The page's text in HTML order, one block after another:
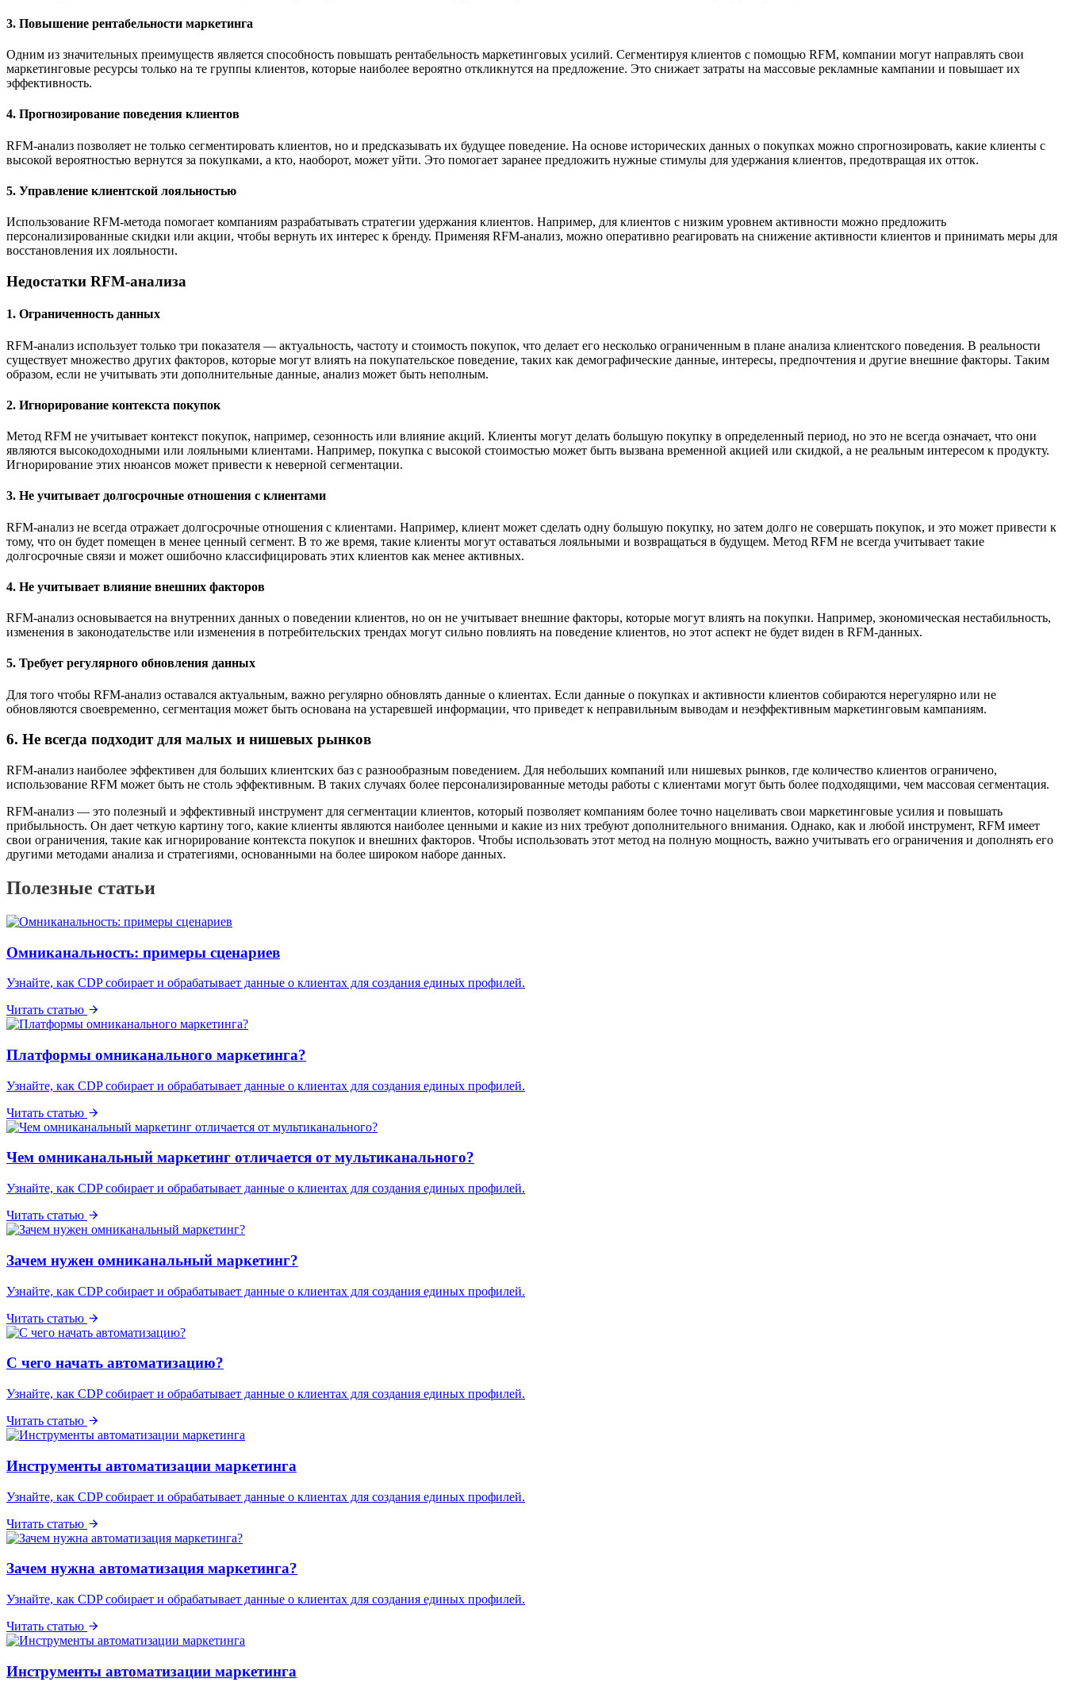
3. Повышение рентабельности маркетинга
Одним из значительных преимуществ является способность повышать рентабельность маркетинговых усилий. Сегментируя клиентов с помощью RFM, компании могут направлять свои
маркетинговые ресурсы только на те группы клиентов, которые наиболее вероятно откликнутся на предложение. Это снижает затраты на массовые рекламные кампании и повышает их
эффективность.
4. Прогнозирование поведения клиентов
RFM-анализ позволяет не только сегментировать клиентов, но и предсказывать их будущее поведение. На основе исторических данных о покупках можно спрогнозировать, какие клиенты с
высокой вероятностью вернутся за покупками, а кто, наоборот, может уйти. Это помогает заранее предложить нужные стимулы для удержания клиентов, предотвращая их отток.
5. Управление клиентской лояльностью
Использование RFM-метода помогает компаниям разрабатывать стратегии удержания клиентов. Например, для клиентов с низким уровнем активности можно предложить
персонализированные скидки или акции, чтобы вернуть их интерес к бренду. Применяя RFM-анализ, можно оперативно реагировать на снижение активности клиентов и принимать меры для
восстановления их лояльности.
Недостатки RFM-анализа
1. Ограниченность данных
RFM-анализ использует только три показателя — актуальность, частоту и стоимость покупок, что делает его несколько ограниченным в плане анализа клиентского поведения. В реальности
существует множество других факторов, которые могут влиять на покупательское поведение, таких как демографические данные, интересы, предпочтения и другие внешние факторы. Таким
образом, если не учитывать эти дополнительные данные, анализ может быть неполным.
2. Игнорирование контекста покупок
Метод RFM не учитывает контекст покупок, например, сезонность или влияние акций. Клиенты могут делать большую покупку в определенный период, но это не всегда означает, что они
являются высокодоходными или лояльными клиентами. Например, покупка с высокой стоимостью может быть вызвана временной акцией или скидкой, а не реальным интересом к продукту.
Игнорирование этих нюансов может привести к неверной сегментации.
3. Не учитывает долгосрочные отношения с клиентами
RFM-анализ не всегда отражает долгосрочные отношения с клиентами. Например, клиент может сделать одну большую покупку, но затем долго не совершать покупок, и это может привести к
тому, что он будет помещен в менее ценный сегмент. В то же время, такие клиенты могут оставаться лояльными и возвращаться в будущем. Метод RFM не всегда учитывает такие
долгосрочные связи и может ошибочно классифицировать этих клиентов как менее активных.
4. Не учитывает влияние внешних факторов
RFM-анализ основывается на внутренних данных о поведении клиентов, но он не учитывает внешние факторы, которые могут влиять на покупки. Например, экономическая нестабильность,
изменения в законодательстве или изменения в потребительских трендах могут сильно повлиять на поведение клиентов, но этот аспект не будет виден в RFM-данных.
5. Требует регулярного обновления данных
Для того чтобы RFM-анализ оставался актуальным, важно регулярно обновлять данные о клиентах. Если данные о покупках и активности клиентов собираются нерегулярно или не
обновляются своевременно, сегментация может быть основана на устаревшей информации, что приведет к неправильным выводам и неэффективным маркетинговым кампаниям.
6. Не всегда подходит для малых и нишевых рынков
RFM-анализ наиболее эффективен для больших клиентских баз с разнообразным поведением. Для небольших компаний или нишевых рынков, где количество клиентов ограничено,
использование RFM может быть не столь эффективным. В таких случаях более персонализированные методы работы с клиентами могут быть более подходящими, чем массовая сегментация.
RFM-анализ — это полезный и эффективный инструмент для сегментации клиентов, который позволяет компаниям более точно нацеливать свои маркетинговые усилия и повышать
прибыльность. Он дает четкую картину того, какие клиенты являются наиболее ценными и какие из них требуют дополнительного внимания. Однако, как и любой инструмент, RFM имеет
свои ограничения, такие как игнорирование контекста покупок и внешних факторов. Чтобы использовать этот метод на полную мощность, важно учитывать его ограничения и дополнять его
другими методами анализа и стратегиями, основанными на более широком наборе данных.
Полезные статьи
Омниканальность: примеры сценариев
Узнайте, как CDP собирает и обрабатывает данные о клиентах для создания единых профилей.
Читать статью
Платформы омниканального маркетинга?
Узнайте, как CDP собирает и обрабатывает данные о клиентах для создания единых профилей.
Читать статью
Чем омниканальный маркетинг отличается от мультиканального?
Узнайте, как CDP собирает и обрабатывает данные о клиентах для создания единых профилей.
Читать статью
Зачем нужен омниканальный маркетинг?
Узнайте, как CDP собирает и обрабатывает данные о клиентах для создания единых профилей.
Читать статью
С чего начать автоматизацию?
Узнайте, как CDP собирает и обрабатывает данные о клиентах для создания единых профилей.
Читать статью
Инструменты автоматизации маркетинга
Узнайте, как CDP собирает и обрабатывает данные о клиентах для создания единых профилей.
Читать статью
Зачем нужна автоматизация маркетинга?
Узнайте, как CDP собирает и обрабатывает данные о клиентах для создания единых профилей.
Читать статью
Инструменты автоматизации маркетинга